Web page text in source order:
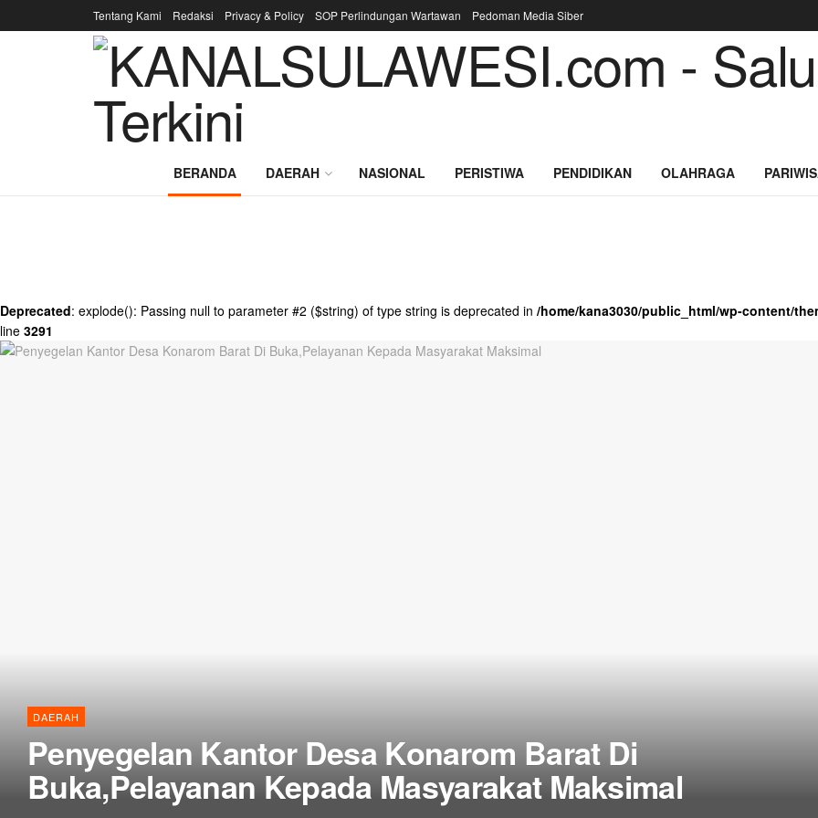
Tentang Kami Redaksi Privacy & Policy SOP Perlindungan Wartawan Pedoman Media Siber
KANALSULAWESI.com -
BERANDA DAERAH NASIONAL PERISTIWA PENDIDIKAN OLAHRAGA
Deprecated: explode(): Passing null to parameter #2 ($string) of type string is deprecated in /home/kana3030/public_html/wp-content/
line 3291
DAERAH
Penyegelan Kantor Desa Konarom Barat Di
Buka,Pelayanan Kepada Masyarakat Maksimal